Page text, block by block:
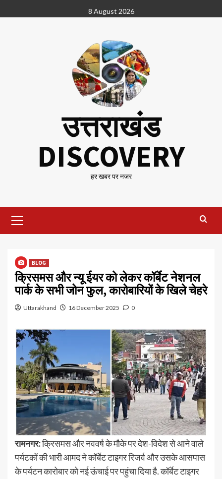
to
8 August 2026
उत्तराखंड
DISCOVERY
हर खबर पर नजर
Menu
BLOG
क्रिसमस और न्यू ईयर को लेकर कॉर्बेट नेशनल
पार्क के सभी जोन फुल, कारोबारियों के खिले चेहरे
Uttarakhand 16 December 2025 0
रामनगर:क्रिसमस और नववर्ष के मौके पर देश-विदेश से आने वाले
पर्यटकों की भारी आमद ने कॉर्बेट टाइगर रिजर्व और उसके आसपास
के पर्यटन कारोबार को नई ऊंचाई पर पहुंचा दिया है. कॉर्बेट टाइगर